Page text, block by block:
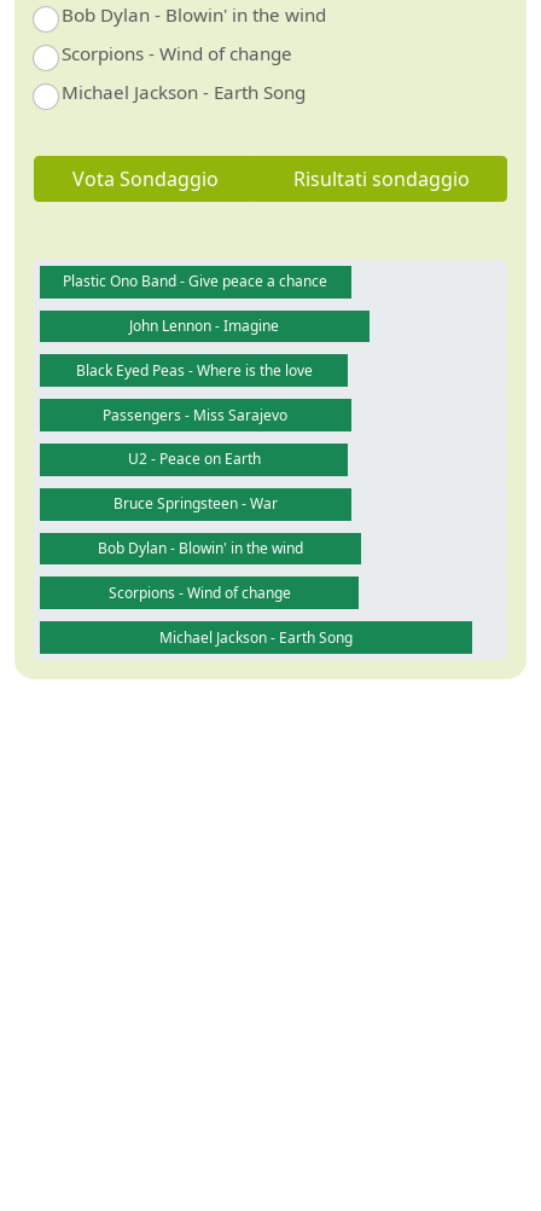
Bob Dylan - Blowin' in the wind
Scorpions - Wind of change
Michael Jackson - Earth Song
Vota Sondaggio Risultati sondaggio
Plastic Ono Band - Give peace a chance
John Lennon - Imagine
Black Eyed Peas - Where is the love
Passengers - Miss Sarajevo
U2 - Peace on Earth
Bruce Springsteen - War
Bob Dylan - Blowin' in the wind
Scorpions - Wind of change
Michael Jackson - Earth Song